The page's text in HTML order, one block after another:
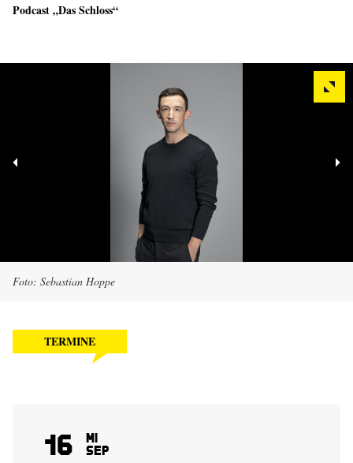
Podcast „Das Schloss“
Foto: Sebastian Hoppe
TERMINE
16 Mi
Sep